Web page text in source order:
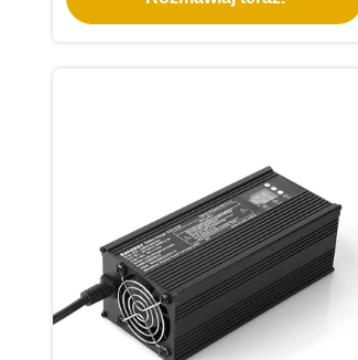
systemów magazynowania energii